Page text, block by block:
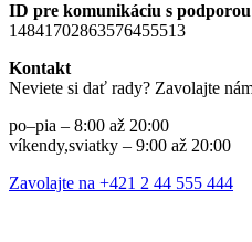
ID pre komunikáciu s
14841702863576455513
Kontakt
Neviete si dať rady? Zavolajte
po–pia – 8:00 až 20:00
víkendy,sviatky – 9:00 až 20:00
Zavolajte na +421 2 44 555 444